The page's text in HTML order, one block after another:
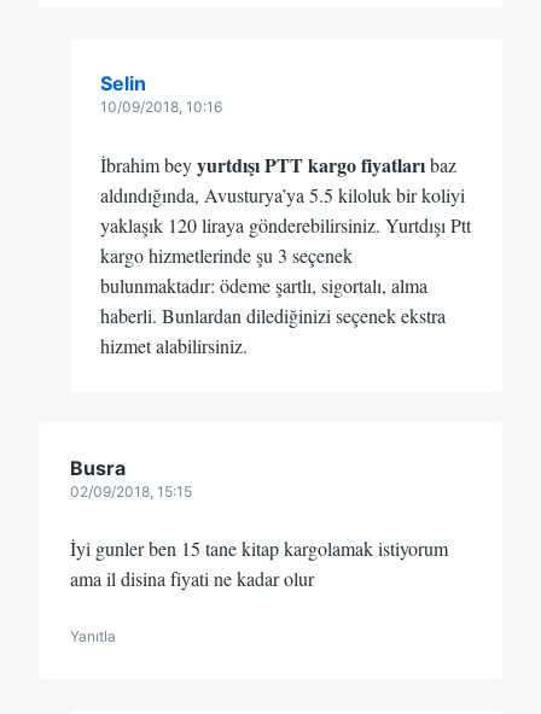
Selin
10/09/2018, 10:16
İbrahim beyyurtdışı PTT kargo fiyatlarıbaz
aldındığında, Avusturya’ya 5.5 kiloluk bir koliyi
yaklaşık 120 liraya gönderebilirsiniz. Yurtdışı Ptt
kargo hizmetlerinde şu 3 seçenek
bulunmaktadır: ödeme şartlı, sigortalı, alma
haberli. Bunlardan dilediğinizi seçenek ekstra
hizmet alabilirsiniz.
Busra
02/09/2018, 15:15
İyi gunler ben 15 tane kitap kargolamak istiyorum
ama il disina fiyati ne kadar olur
Yanıtla